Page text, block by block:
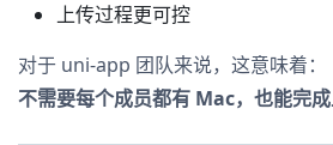
上传过程更可控
对于 uni-app 团队来说，这意味着：
不需要每个成员都有 Mac，也能完成